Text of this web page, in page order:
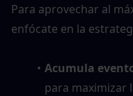
Para aprovechar al
enfócate en la
Acumula
para maximizar